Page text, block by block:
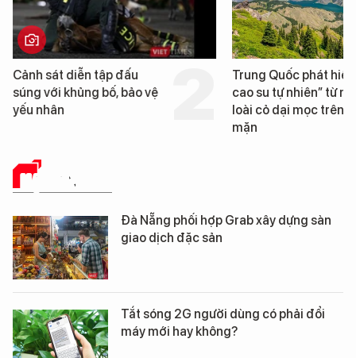
Trung Quốc phát hiện “mỏ
cao su tự nhiên” từ một
loài cỏ dại mọc trên đất
Loạt dự án bất động
Đà Nẵng sắp bị
HẠ TẦNG SỐ
Đà Nẵng phối hợp Grab xây dựng sàn
giao dịch đặc sản
Tắt sóng 2G người dùng có phải đổi
máy mới hay không?